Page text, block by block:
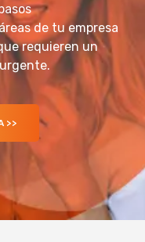
de tu empresa
requieren un
>>